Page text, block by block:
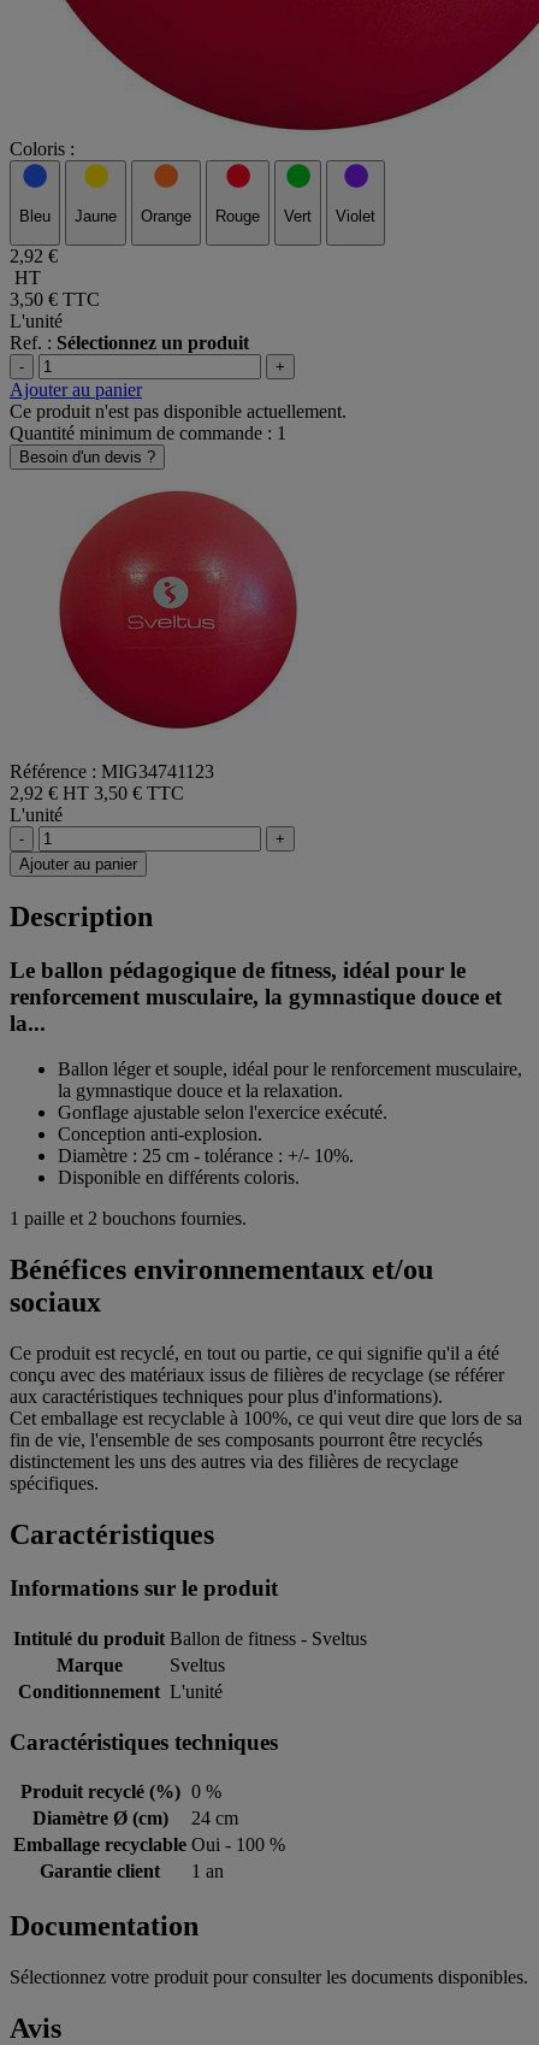
Coloris :
Bleu Jaune Orange Rouge Vert Violet
2,92 €
HT
3,50 € TTC
L'unité
Ref. : Sélectionnez un produit
- +
Ajouter au panier
Ce produit n'est pas disponible actuellement.
Quantité minimum de commande : 1
Besoin d'un devis ?
Référence : MIG34741123
2,92 € HT 3,50 € TTC
L'unité
-
+
Ajouter au panier
Description
Le ballon pédagogique de fitness, idéal pour le
renforcement musculaire, la gymnastique douce et
la...
Ballon léger et souple, idéal pour le renforcement musculaire,
la gymnastique douce et la relaxation.
Gonflage ajustable selon l'exercice exécuté.
Conception anti-explosion.
Diamètre : 25 cm - tolérance : +/- 10%.
Disponible en différents coloris.
1 paille et 2 bouchons fournies.
Bénéfices environnementaux et/ou
sociaux
Ce produit est recyclé, en tout ou partie, ce qui signifie qu'il a été
conçu avec des matériaux issus de filières de recyclage (se référer
aux caractéristiques techniques pour plus d'informations).
Cet emballage est recyclable à 100%, ce qui veut dire que lors de sa
fin de vie, l'ensemble de ses composants pourront être recyclés
distinctement les uns des autres via des filières de recyclage
spécifiques.
Caractéristiques
Informations sur le produit
Intitulé du produit Ballon de fitness - Sveltus
Marque
Sveltus
Conditionnement L'unité
Caractéristiques techniques
Produit recyclé (%) 0 %
Diamètre Ø (cm)
24 cm
Emballage recyclable Oui - 100 %
Garantie client
1 an
Documentation
Sélectionnez votre produit pour consulter les documents disponibles.
Avis